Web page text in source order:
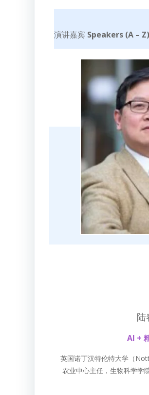
演讲嘉宾 Speakers (A – Z)
陆
AI +
英国诺丁汉特伦特大学（
农业中心主任，生物科学学